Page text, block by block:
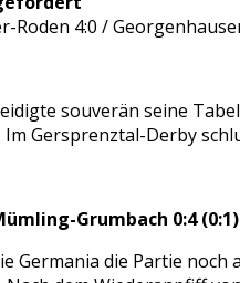
Roden 4:0 /
souverän seine
Gersprenztal-Derby
Grumbach 0:4 (0:1)
Germania die Partie